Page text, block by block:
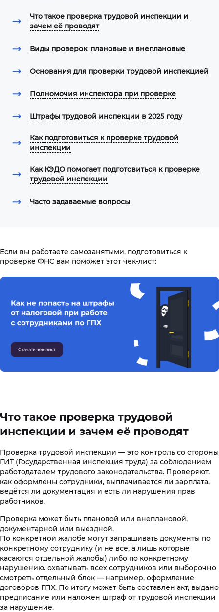
Что такое проверка трудовой инспекции и
зачем её проводят
Виды проверок: плановые и внеплановые
Основания для проверки трудовой инспекцией
Полномочия инспектора при проверке
Штрафы трудовой инспекции в 2025 году
Как подготовиться к проверке трудовой
инспекции
Как КЭДО помогает подготовиться к проверке
трудовой инспекции
Часто задаваемые вопросы
Если вы работаете самозанятыми, подготовиться к
проверке ФНС вам поможет этот чек-лист:
Что такое проверка трудовой
инспекции и зачем её проводят
Проверка трудовой инспекции — это контроль со стороны
ГИТ (Государственная инспекция труда) за соблюдением
работодателем трудового законодательства. Проверяют,
как оформлены сотрудники, выплачивается ли зарплата,
ведётся ли документация и есть ли нарушения прав
работников.
Проверка может быть плановой или внеплановой,
документарной или выездной.
По конкретной жалобе могут запрашивать документы по
конкретному сотруднику (и не все, а лишь которые
касаются отдельной жалобы) либо по конкретному
нарушению. охватывать всех сотрудников или выборочно
смотреть отдельный блок — например, оформление
договоров ГПХ. По итогу может быть составлен акт, выдано
предписание или наложен штраф от трудовой инспекции
за нарушение.